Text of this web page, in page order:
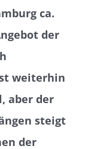
ca.
der
weiterhin
aber der
steigt
der